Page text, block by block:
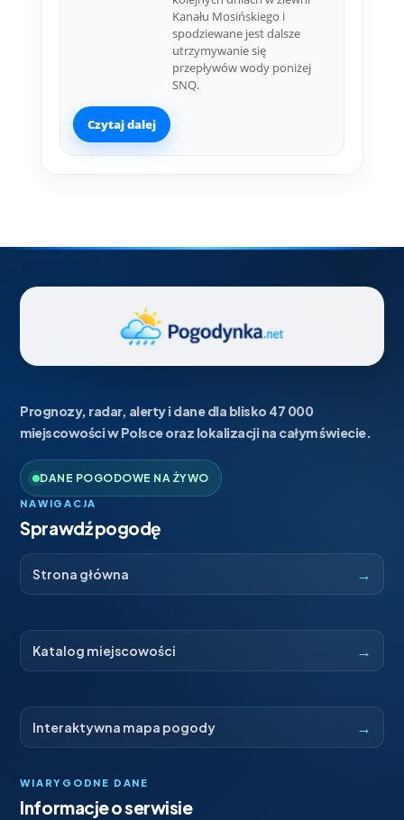
Kanału Mosińskiego i
spodziewane jest dalsze
utrzymywanie się
przepływów wody poniżej
SNQ.
Czytaj dalej
Prognozy, radar, alerty i dane dla blisko 47 000
miejscowości w Polsce oraz lokalizacji na całym świecie.
DANE POGODOWE NA ŻYWO
NAWIGACJA
Sprawdź pogodę
Strona główna →
Katalog miejscowości →
Interaktywna mapa pogody →
WIARYGODNE DANE
Informacje o serwisie